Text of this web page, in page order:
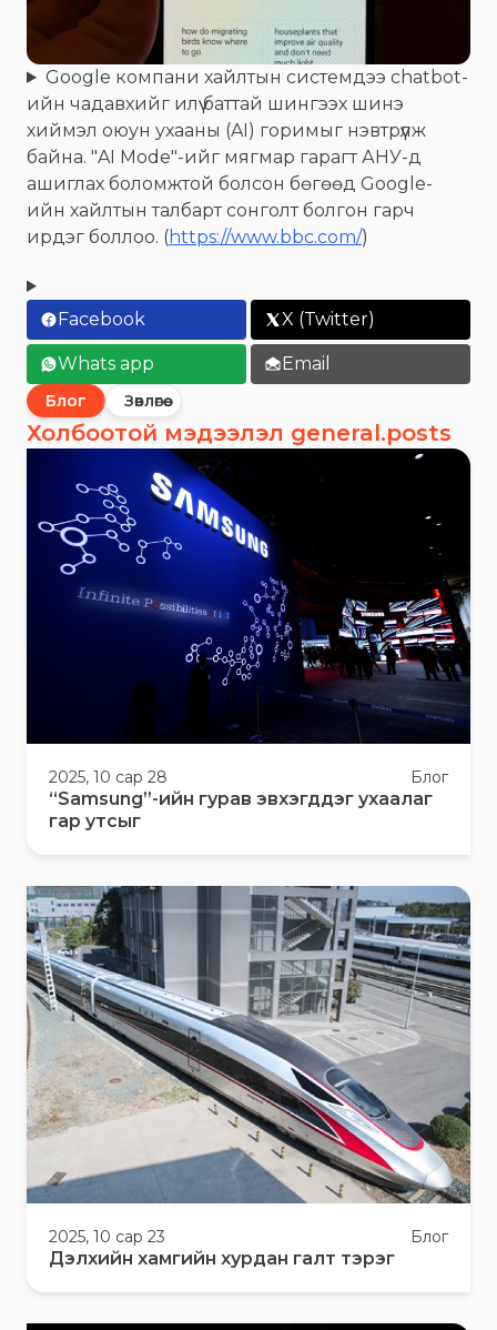
Google компани хайлтын системдээ chatbot-
ийн чадавхийг илүү баттай шингээх шинэ
хиймэл оюун ухааны (AI) горимыг нэвтрүүлж
байна. "AI Mode"-ийг мягмар гарагт АНУ-д
ашиглах боломжтой болсон бөгөөд Google-
ийн хайлтын талбарт сонголт болгон гарч
ирдэг боллоо. (https://www.bbc.com/)
Facebook X (Twitter)
Whats app Email
Блог Зөвлөгөө
Холбоотой мэдээлэл general.posts
2025, 10 сар 28 Блог
“Samsung”-ийн гурав эвхэгддэг ухаалаг
гар утсыг
2025, 10 сар 23 Блог
Дэлхийн хамгийн хурдан галт тэрэг